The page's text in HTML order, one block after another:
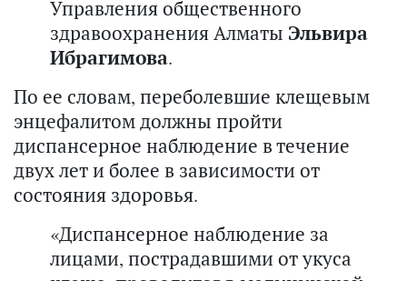
Управления общественного
здравоохранения Алматы Эльвира
Ибрагимова.
По ее словам, переболевшие клещевым
энцефалитом должны пройти
диспансерное наблюдение в течение
двух лет и более в зависимости от
состояния здоровья.
«Диспансерное наблюдение за
лицами, пострадавшими от укуса